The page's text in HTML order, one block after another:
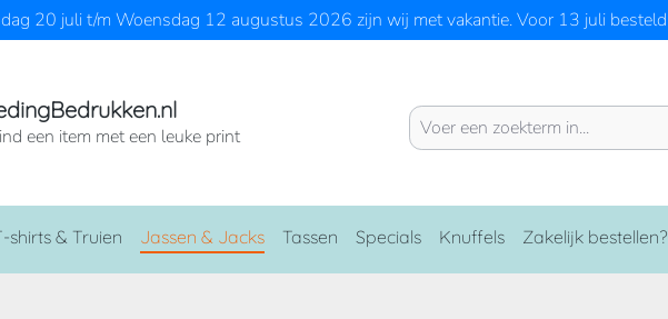
20 juli t/m Woensdag 12 augustus 2026 zijn wij met vakantie. Voor 13 juli
een item met een leuke print
shirts & Truien Jassen & Jacks Tassen Specials Knuffels Zakelijk bestellen?